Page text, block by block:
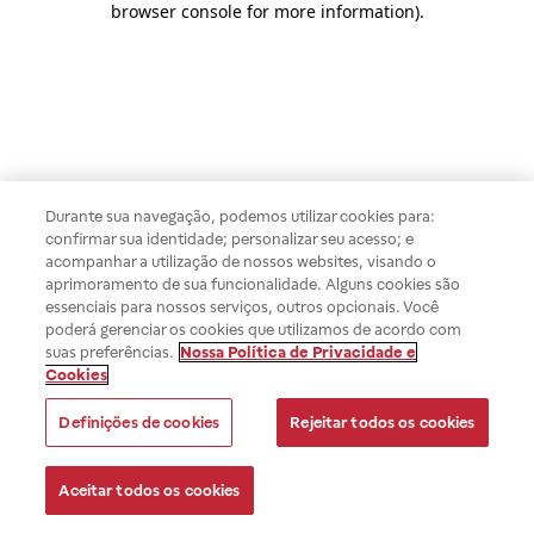
browser console for more information).
Durante sua navegação, podemos utilizar cookies para:
confirmar sua identidade; personalizar seu acesso; e
acompanhar a utilização de nossos websites, visando o
aprimoramento de sua funcionalidade. Alguns cookies são
essenciais para nossos serviços, outros opcionais. Você
poderá gerenciar os cookies que utilizamos de acordo com
suas preferências. Nossa Política de Privacidade e
Cookies
Definições de cookies Rejeitar todos os cookies
Aceitar todos os cookies